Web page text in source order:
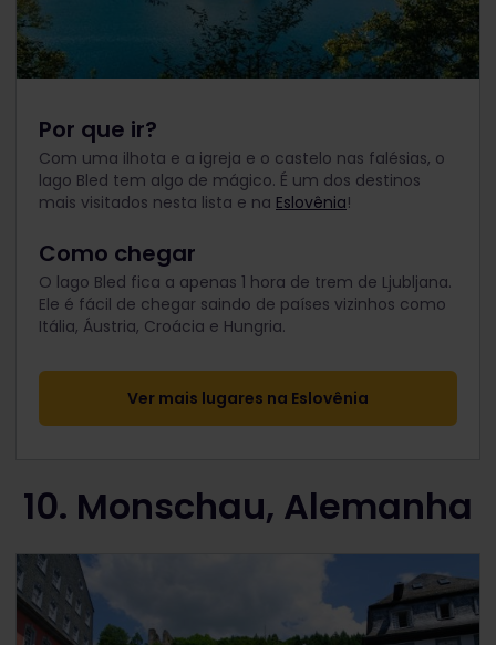
Por que ir?
Com uma ilhota e a igreja e o castelo nas falésias, o
lago Bled tem algo de mágico. É um dos destinos
mais visitados nesta lista e na Eslovênia!
Como chegar
O lago Bled fica a apenas 1 hora de trem de Ljubljana.
Ele é fácil de chegar saindo de países vizinhos como
Itália, Áustria, Croácia e Hungria.
Ver mais lugares na Eslovênia
10. Monschau, Alemanha